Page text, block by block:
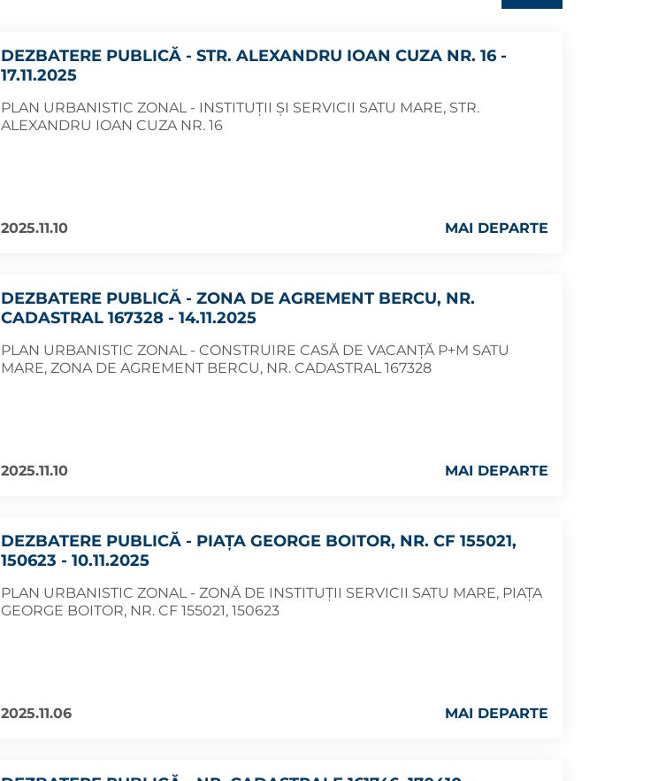
DEZBATERE PUBLICĂ - STR. ALEXANDRU IOAN CUZA NR. 16 -
17.11.2025
PLAN URBANISTIC ZONAL - INSTITUȚII ȘI SERVICII SATU MARE, STR.
ALEXANDRU IOAN CUZA NR. 16
2025.11.10 MAI DEPARTE
DEZBATERE PUBLICĂ - ZONA DE AGREMENT BERCU, NR.
CADASTRAL 167328 - 14.11.2025
PLAN URBANISTIC ZONAL - CONSTRUIRE CASĂ DE VACANȚĂ P+M SATU
MARE, ZONA DE AGREMENT BERCU, NR. CADASTRAL 167328
2025.11.10 MAI DEPARTE
DEZBATERE PUBLICĂ - PIAȚA GEORGE BOITOR, NR. CF 155021,
150623 - 10.11.2025
PLAN URBANISTIC ZONAL - ZONĂ DE INSTITUȚII SERVICII SATU MARE, PIAȚA
GEORGE BOITOR, NR. CF 155021, 150623
2025.11.06 MAI DEPARTE